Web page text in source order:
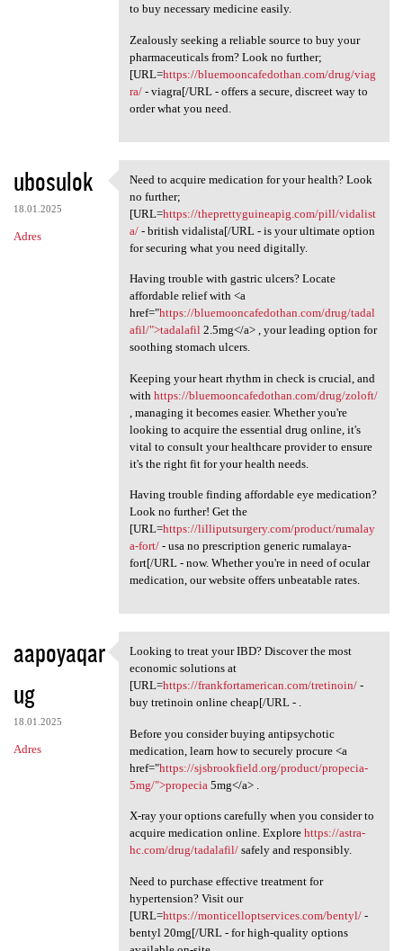
to buy necessary medicine easily.
Zealously seeking a reliable source to buy your
pharmaceuticals from? Look no further;
[URL=https://bluemooncafedothan.com/drug/viag
ra/- viagra[/URL - offers a secure, discreet way to
order what you need.
ubosulok
18.01.2025
Adres
Need to acquire medication
Need to acquire medication for your health? Look
no further;
[URL=https://theprettyguineapig.com/pill/vidalist
a/- british vidalista[/URL - is your ultimate option
for securing what you need digitally.
Having trouble with gastric ulcers? Locate
affordable relief with <a
href="https://bluemooncafedothan.com/drug/tadal
afil/">tadalafil2.5mg</a> , your leading option for
soothing stomach ulcers.
Keeping your heart rhythm in check is crucial, and
with https://bluemooncafedothan.com/drug/zoloft/
, managing it becomes easier. Whether you're
looking to acquire the essential drug online, it's
vital to consult your healthcare provider to ensure
it's the right fit for your health needs.
Having trouble finding affordable eye medication?
Look no further! Get the
[URL=https://lilliputsurgery.com/product/rumalay
a-fort/- usa no prescription generic rumalaya-
fort[/URL - now. Whether you're in need of ocular
medication, our website offers unbeatable rates.
aapoyaqar
ug
18.01.2025
Adres
Looking to treat your IBD?
Looking to treat your IBD? Discover the most
economic solutions at
[URL=https://frankfortamerican.com/tretinoin/-
buy tretinoin online cheap[/URL - .
Before you consider buying antipsychotic
medication, learn how to securely procure <a
href="https://sjsbrookfield.org/product/propecia-
5mg/">propecia 5mg</a> .
X-ray your options carefully when you consider to
acquire medication online. Explore https://astra-
hc.com/drug/tadalafil/safely and responsibly.
Need to purchase effective treatment for
hypertension? Visit our
[URL=https://monticelloptservices.com/bentyl/-
bentyl 20mg[/URL - for high-quality options